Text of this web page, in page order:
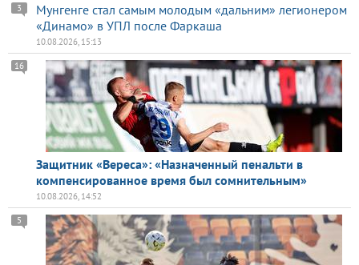
Мунгенге стал самым молодым «дальним» легионером
«Динамо» в УПЛ после Фаркаша
3
10.08.2026, 15:13
Защитник «Вереса»: «Назначенный пенальти в
компенсированное время был сомнительным»
16
10.08.2026, 14:52
5